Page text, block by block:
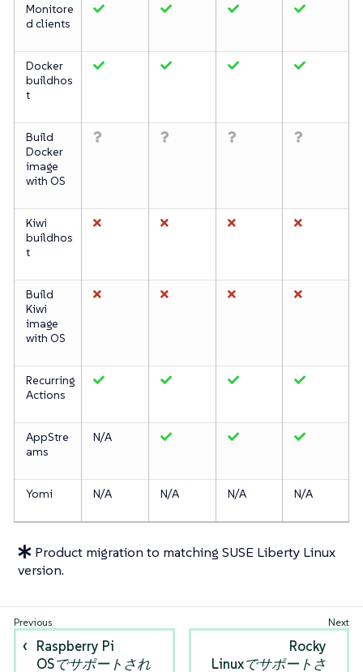
Monitore
d clients
Docker
buildhos
t
Build
Docker
image
with OS
Kiwi
buildhos
t
Build
Kiwi
image
with OS
Recurring
Actions
AppStre
ams
N/A
Yomi N/A N/A N/A N/A
Product migration to matching SUSE Liberty Linux
version.
Raspberry Pi
OSでサポートされ
Rocky
Linuxでサポートさ